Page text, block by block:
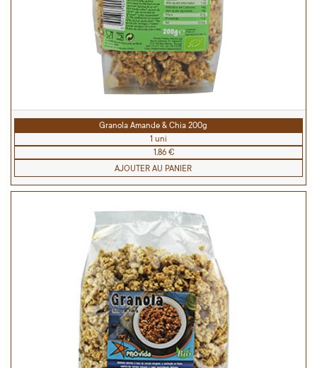
Granola Amande & Chia 200g
1 uni
1,86 €
AJOUTER AU PANIER